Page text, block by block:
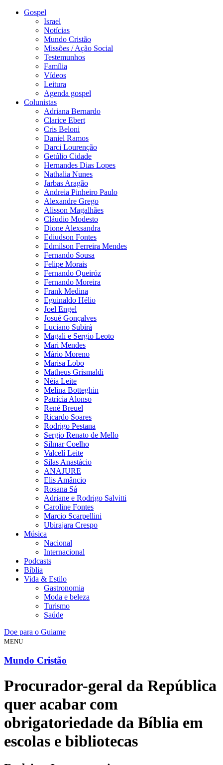
Gospel
Israel
Notícias
Mundo Cristão
Missões / Ação Social
Testemunhos
Família
Vídeos
Leitura
Agenda gospel
Colunistas
Adriana Bernardo
Clarice Ebert
Cris Beloni
Daniel Ramos
Darci Lourenção
Getúlio Cidade
Hernandes Dias Lopes
Nathalia Nunes
Jarbas Aragão
Andreia Pinheiro Paulo
Alexandre Grego
Alisson Magalhães
Cláudio Modesto
Dione Alexsandra
Ediudson Fontes
Edmilson Ferreira Mendes
Fernando Sousa
Felipe Morais
Fernando Queiróz
Fernando Moreira
Frank Medina
Eguinaldo Hélio
Joel Engel
Josué Gonçalves
Luciano Subirá
Magali e Sergio Leoto
Mari Mendes
Mário Moreno
Marisa Lobo
Matheus Grismaldi
Néia Leite
Melina Botteghin
Patrícia Alonso
René Breuel
Ricardo Soares
Rodrigo Pestana
Sergio Renato de Mello
Silmar Coelho
Valcelí Leite
Silas Anastácio
ANAJURE
Elis Amâncio
Rosana Sá
Adriane e Rodrigo Salvitti
Caroline Fontes
Marcio Scarpellini
Ubirajara Crespo
Música
Nacional
Internacional
Podcasts
Bíblia
Vida & Estilo
Gastronomia
Moda e beleza
Turismo
Saúde
Doe para o Guiame
MENU
Mundo Cristão
Procurador-geral da República
quer acabar com
obrigatoriedade da Bíblia em
escolas e bibliotecas